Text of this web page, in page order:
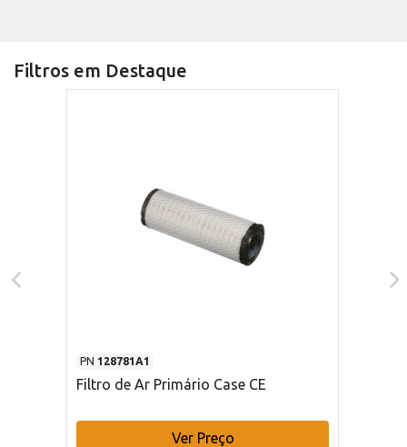
Filtros em Destaque
PN 128781A1
Filtro de Ar Primário Case CE
Ver Preço